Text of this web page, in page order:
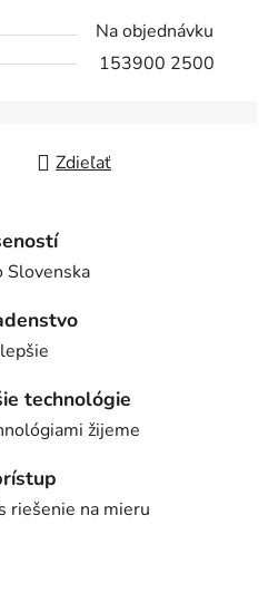
Na objednávku
153900 2500
Zdieľať
Slovenska
technológie
žijeme
riešenie na mieru